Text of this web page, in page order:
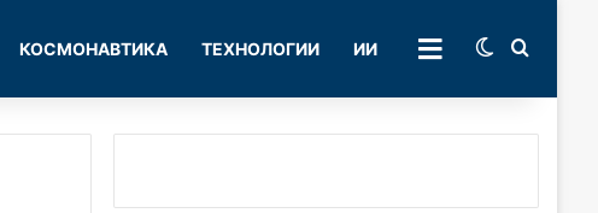
КОСМОНАВТИКА ТЕХНОЛОГИИ ИИ РУБРИКИSwitch skin